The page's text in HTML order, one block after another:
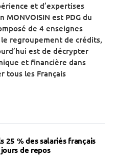
et d’expertises
MONVOISIN est PDG du
de 4 enseignes
le regroupement de crédits,
est de décrypter
et financière dans
tous les Français
25 % des salariés français
de repos